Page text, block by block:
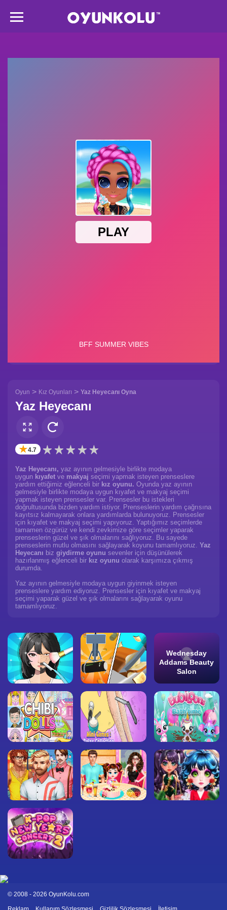
Oyun > Kız Oyunları > Yaz Heyecanı Oyna
Yaz Heyecanı
✭4.7
Yaz Heyecanı, yaz ayının gelmesiyle birlikte modaya
uygun kıyafet ve makyaj seçimi yapmak isteyen prenseslere
yardım ettiğimiz eğlenceli bir kız oyunu. Oyunda yaz ayının
gelmesiyle birlikte modaya uygun kıyafet ve makyaj seçimi
yapmak isteyen prensesler var. Prensesler bu istekleri
doğrultusunda bizden yardım istiyor. Prenseslerin yardım çağrısına
kayıtsız kalmayarak onlara yardımlarda bulunuyoruz. Prensesler
için kıyafet ve makyaj seçimi yapıyoruz. Yaptığımız seçimlerde
tamamen özgürüz ve kendi zevkimize göre seçimler yaparak
prenseslerin güzel ve şık olmalarını sağlıyoruz. Bu sayede
prenseslerin mutlu olmasını sağlayarak koyunu tamamlıyoruz. Yaz
Heyecanı biz giydirme oyunu sevenler için düşünülerek
hazırlanmış eğlenceli bir kız oyunu olarak karşımıza çıkmış
durumda.
Yaz ayının gelmesiyle modaya uygun giyinmek isteyen
prenseslere yardım ediyoruz. Prensesler için kıyafet ve makyaj
seçimi yaparak güzel ve şık olmalarını sağlayarak oyunu
tamamlıyoruz.
Wednesday
Addams Beauty
Salon
© 2008 - 2026 OyunKolu.com